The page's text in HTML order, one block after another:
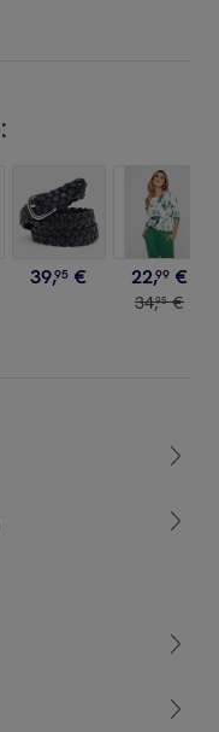
39,95 € 22,99 €
34,95 €